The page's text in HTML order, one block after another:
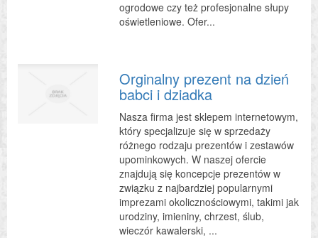
ogrodowe czy też profesjonalne słupy
oświetleniowe. Ofer...
Orginalny prezent na dzień
babci i dziadka
Nasza firma jest sklepem internetowym,
który specjalizuje się w sprzedaży
różnego rodzaju prezentów i zestawów
upominkowych. W naszej ofercie
znajdują się koncepcje prezentów w
związku z najbardziej popularnymi
imprezami okolicznościowymi, takimi jak
urodziny, imieniny, chrzest, ślub,
wieczór kawalerski, ...